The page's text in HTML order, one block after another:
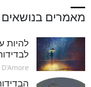
מאמרים בנושאים
להיות